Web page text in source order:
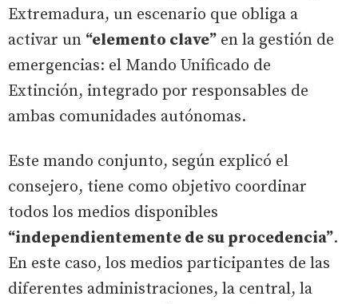
Extremadura, un escenario que obliga a
activar un “elemento clave” en la gestión de
emergencias: el Mando Unificado de
Extinción, integrado por responsables de
ambas comunidades autónomas.
Este mando conjunto, según explicó el
consejero, tiene como objetivo coordinar
todos los medios disponibles
“independientemente de su procedencia”.
En este caso, los medios participantes de las
diferentes administraciones, la central, la